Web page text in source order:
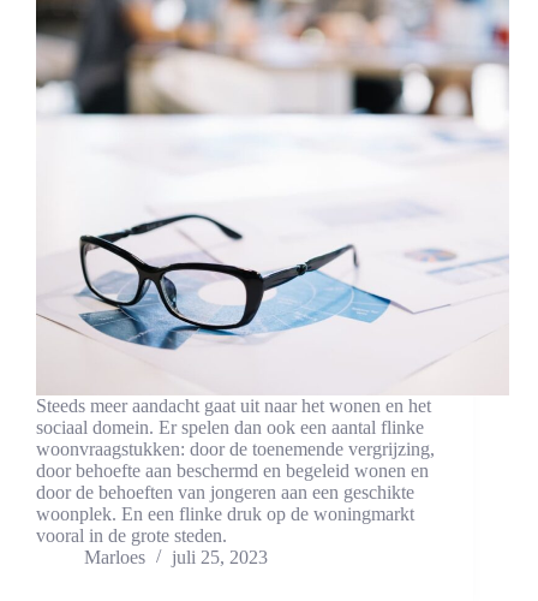
Steeds meer aandacht gaat uit naar het wonen en het
sociaal domein. Er spelen dan ook een aantal flinke
woonvraagstukken: door de toenemende vergrijzing,
door behoefte aan beschermd en begeleid wonen en
door de behoeften van jongeren aan een geschikte
woonplek. En een flinke druk op de woningmarkt
vooral in de grote steden.
Marloes
juli 25, 2023